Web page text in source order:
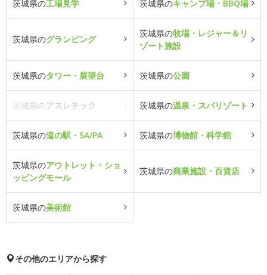
茨城県の工場見学 茨城県のキャンプ場・BBQ場
茨城県のグランピング
茨城県の牧場・レジャー＆リ
ゾート施設
茨城県のタワー・展望台 茨城県の公園
茨城県のアスレチック 茨城県の温泉・スパリゾート
茨城県の道の駅・SA/PA 茨城県の博物館・科学館
茨城県のアウトレット・ショ
ッピングモール
茨城県の商業施設・百貨店
茨城県の美術館
その他のエリアから探す